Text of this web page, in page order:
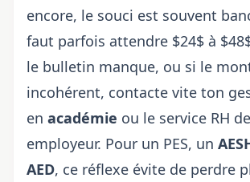
encore, le souci est souvent
faut parfois attendre $24$ à
le bulletin manque, ou si le
incohérent, contacte vite ton
en académie ou le service RH
employeur. Pour un PES, un
AED, ce réflexe évite de perdre